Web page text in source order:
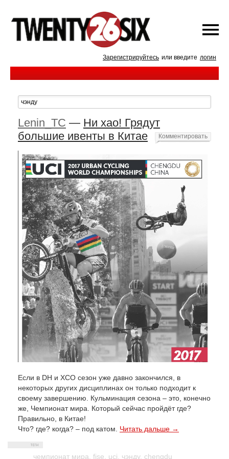
Зарегистрируйтесь или введите логин
Lenin_TC — Ни хао! Грядут
большие ивенты в Китае
Если в DH и ХСО сезон уже давно закончился, в
некоторых других дисциплинах он только подходит к
своему завершению. Кульминация сезона – это, конечно
же, Чемпионат мира. Который сейчас пройдёт где?
Правильно, в Китае!
Что? где? когда? – под катом. Читать дальше →
чемпионат мира fise uci чэнду, chengdu
Комментировать